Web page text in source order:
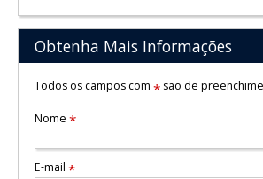
Obtenha Mais Informações
Todos os campos com *são de
Nome *
E-mail *